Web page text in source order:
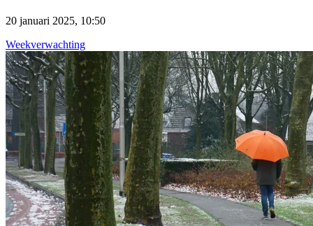
20 januari 2025, 10:50
Weekverwachting